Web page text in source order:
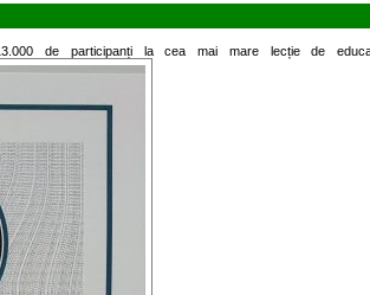
de participanți la cea mai mare lecție de